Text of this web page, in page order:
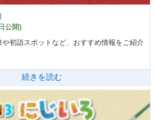
公開)
や初詣スポットなど、おすすめ情報をご紹介
続きを読む